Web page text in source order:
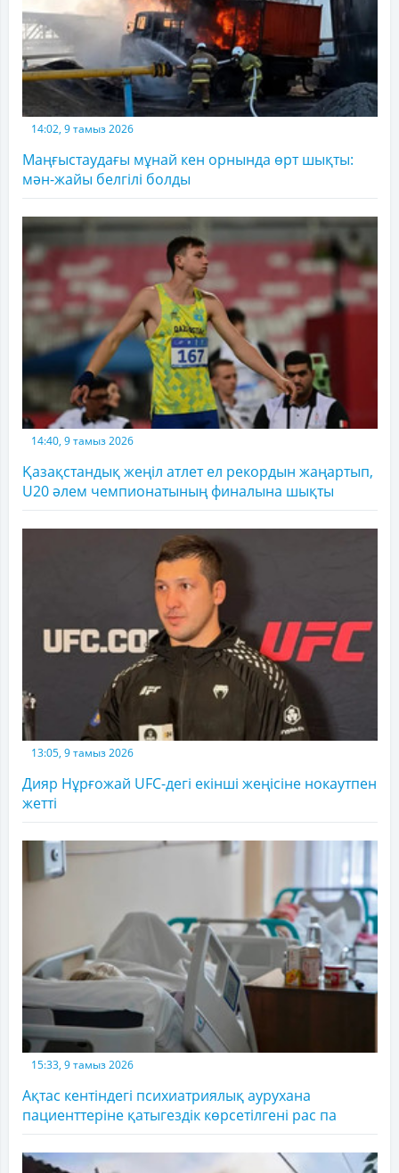
14:02, 9 тамыз 2026
Маңғыстаудағы мұнай кен орнында өрт шықты:
мән-жайы белгілі болды
14:40, 9 тамыз 2026
Қазақстандық жеңіл атлет ел рекордын жаңартып,
U20 әлем чемпионатының финалына шықты
13:05, 9 тамыз 2026
Дияр Нұрғожай UFC-дегі екінші жеңісіне нокаутпен
жетті
15:33, 9 тамыз 2026
Ақтас кентіндегі психиатриялық аурухана
пациенттеріне қатыгездік көрсетілгені рас па